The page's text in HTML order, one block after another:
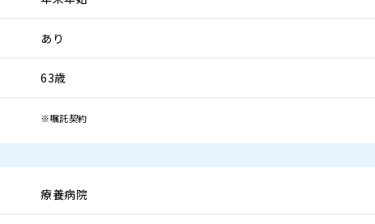
あり
63歳
※嘱託契約
療養病院